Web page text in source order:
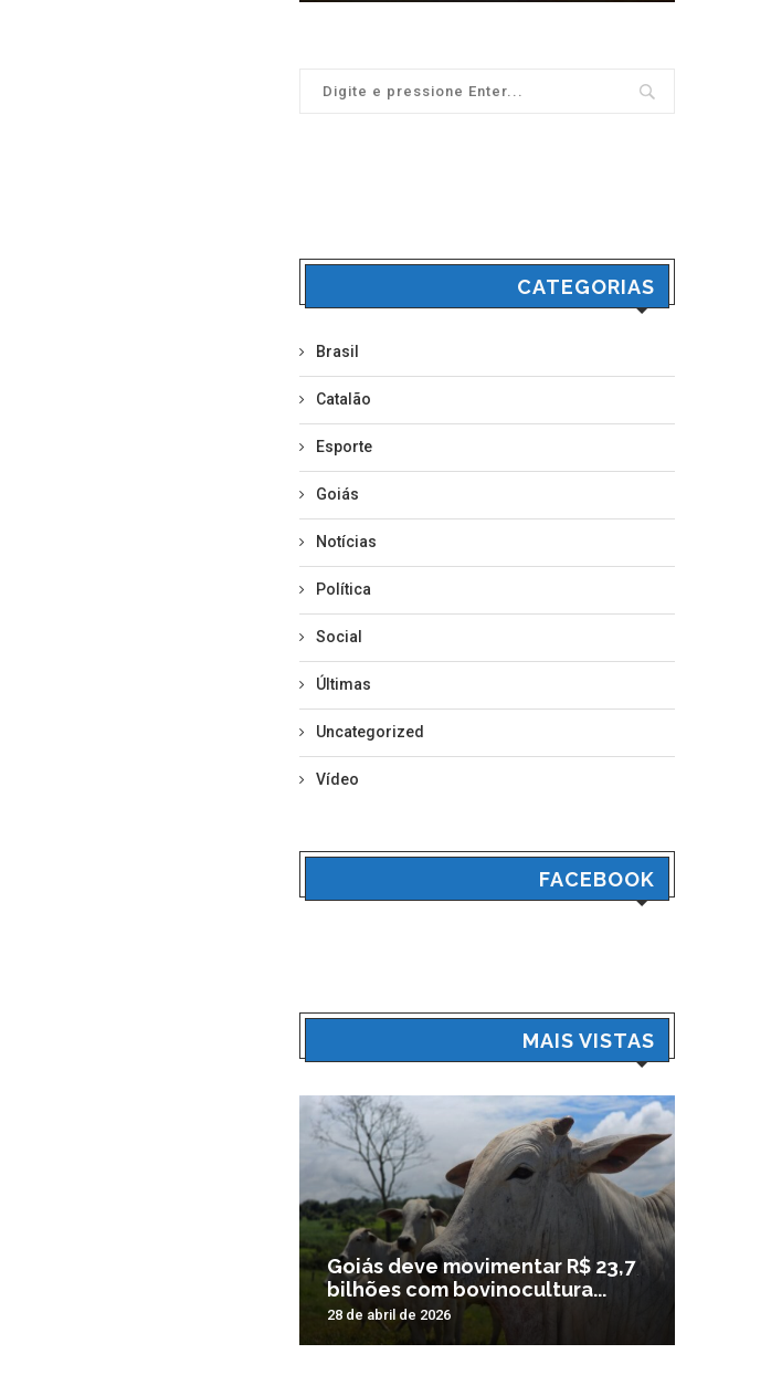
CATEGORIAS
Brasil
Catalão
Esporte
Goiás
Notícias
Política
Social
Últimas
Uncategorized
Vídeo
FACEBOOK
MAIS VISTAS
Goiás deve movimentar R$ 23,7
bilhões com bovinocultura...
28 de abril de 2026